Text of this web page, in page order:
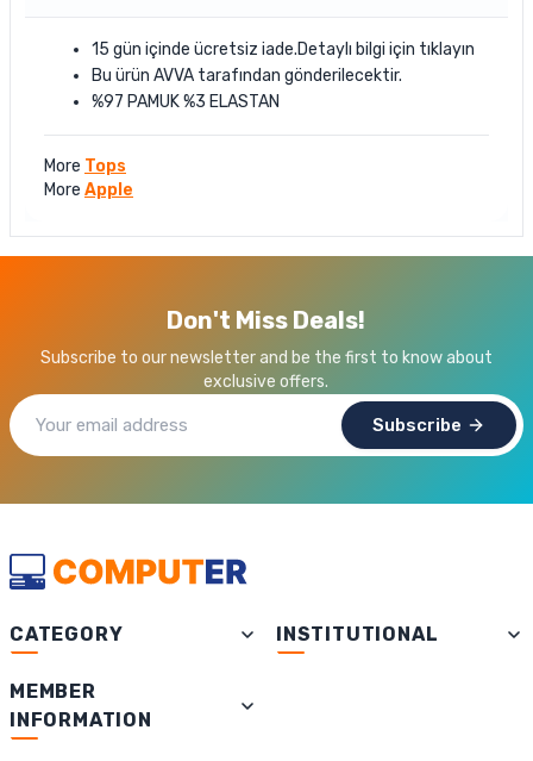
15 gün içinde ücretsiz iade.Detaylı bilgi için tıklayın
Bu ürün AVVA tarafından gönderilecektir.
%97 PAMUK %3 ELASTAN
More Tops
More Apple
Don't Miss Deals!
Subscribe to our newsletter and be the first to know about
exclusive offers.
Subscribe
CATEGORY INSTITUTIONAL
MEMBER
INFORMATION